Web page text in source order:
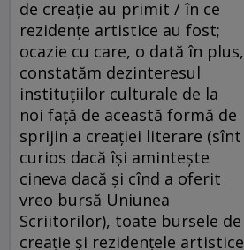
de creaţie au primit / în ce
rezidenţe artistice au fost;
ocazie cu care, o dată în plus,
constatăm dezinteresul
instituţiilor culturale de la
noi faţă de această formă de
sprijin a creaţiei literare (sînt
curios dacă îşi aminteşte
cineva dacă şi cînd a oferit
vreo bursă Uniunea
Scriitorilor), toate bursele de
creaţie şi rezidenţele artistice